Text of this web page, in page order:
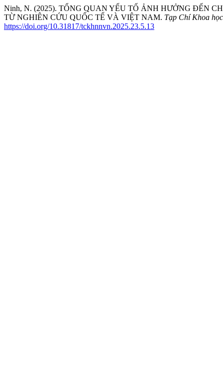
Ninh, N. (2025). TỔNG QUAN YẾU TỐ ẢNH HƯỞNG ĐẾN
TỪ NGHIÊN CỨU QUỐC TẾ VÀ VIỆT NAM. Tạp Chí Khoa
https://doi.org/10.31817/tckhnnvn.2025.23.5.13